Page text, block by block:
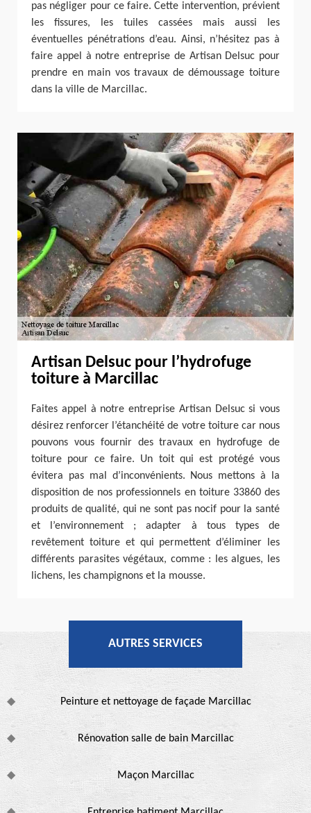
pas négliger pour ce faire. Cette intervention, prévient
les fissures, les tuiles cassées mais aussi les
éventuelles pénétrations d’eau. Ainsi, n’hésitez pas à
faire appel à notre entreprise de Artisan Delsuc pour
prendre en main vos travaux de démoussage toiture
dans la ville de Marcillac.
Artisan Delsuc pour l’hydrofuge
toiture à Marcillac
Faites appel à notre entreprise Artisan Delsuc si vous
désirez renforcer l’étanchéité de votre toiture car nous
pouvons vous fournir des travaux en hydrofuge de
toiture pour ce faire. Un toit qui est protégé vous
évitera pas mal d’inconvénients. Nous mettons à la
disposition de nos professionnels en toiture 33860 des
produits de qualité, qui ne sont pas nocif pour la santé
et l’environnement ; adapter à tous types de
revêtement toiture et qui permettent d’éliminer les
différents parasites végétaux, comme : les algues, les
lichens, les champignons et la mousse.
AUTRES SERVICES
Peinture et nettoyage de façade Marcillac
Rénovation salle de bain Marcillac
Maçon Marcillac